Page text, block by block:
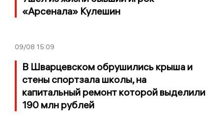
«Арсенала» Кулешин
09/08 15:09
В Шварцевском обрушились крыша и
стены спортзала школы, на
капитальный ремонт которой выделили
190 млн рублей